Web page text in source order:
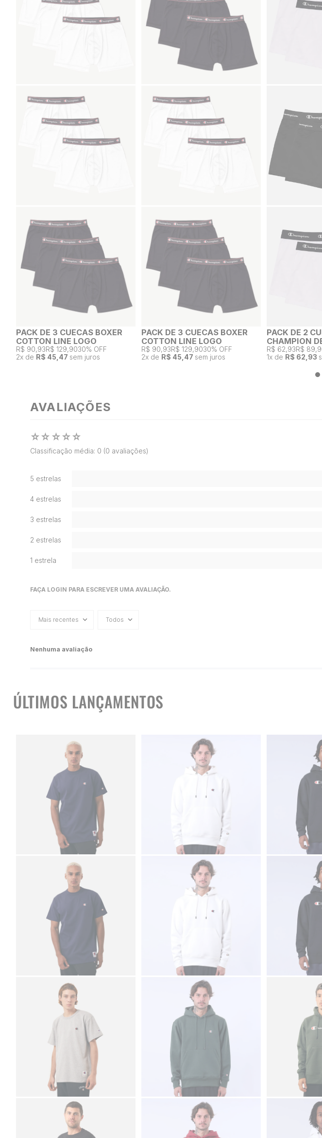
PACK DE 3 CUECAS BOXER
COTTON LINE LOGO
R$ 90,93R$ 129,9030% OFF
2x de R$ 45,47 sem juros
PACK DE 3 CUECAS BOXER
COTTON LINE LOGO
R$ 90,93R$ 129,9030% OFF
2x de R$ 45,47 sem juros
PACK DE 2
CHAMPION
R$ 62,93R$
1x de R$ 62,93
AVALIAÇÕES
☆☆ ☆☆☆
Classificação média: 0 (0 avaliações)
5 estrelas
4 estrelas
3 estrelas
2 estrelas
1 estrela
FAÇA LOGIN PARA ESCREVER UMA AVALIAÇÃO.
Mais recentes Todos
Nenhuma avaliação
ÚLTIMOS LANÇAMENTOS